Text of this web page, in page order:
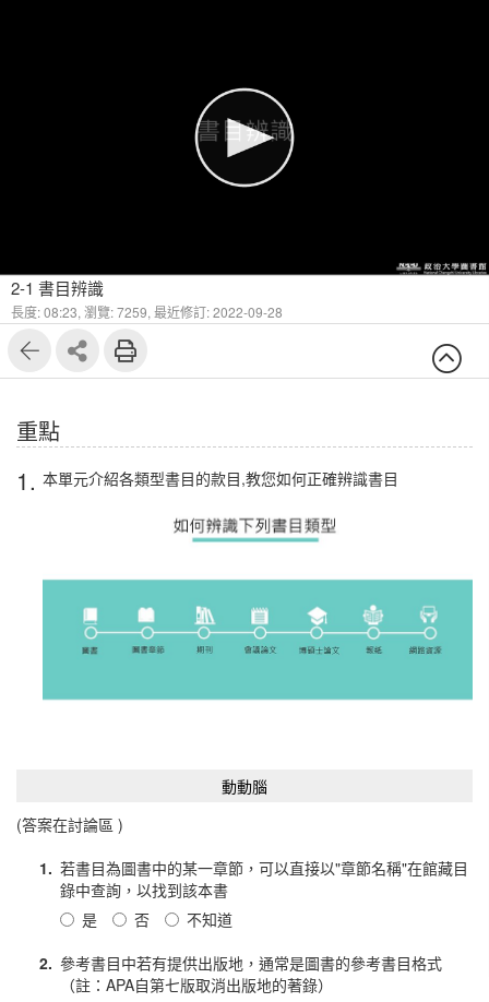
2-1 書目辨識
長度: 08:23, 瀏覽: 7259, 最近修訂: 2022-09-28
重點
1. 本單元介紹各類型書目的款目,教您如何正確辨識書目
動動腦
(答案在討論區 )
1. 若書目為圖書中的某一章節，可以直接以"章節名稱"在館藏目
錄中查詢，以找到該本書
是
否
不知道
2. 參考書目中若有提供出版地，通常是圖書的參考書目格式
（註：APA自第七版取消出版地的著錄）